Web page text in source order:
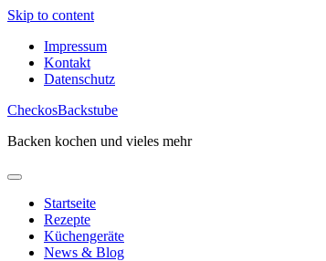
Skip to content
Impressum
Kontakt
Datenschutz
CheckosBackstube
Backen kochen und vieles mehr
Startseite
Rezepte
Küchengeräte
News & Blog